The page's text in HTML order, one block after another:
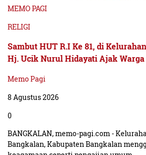
MEMO PAGI
RELIGI
Sambut HUT R.I Ke 81, di
Hj. Ucik Nurul Hidayati Ajak
Memo Pagi
8 Agustus 2026
0
BANGKALAN, memo-pagi.com -
Bangkalan, Kabupaten Bangkalan